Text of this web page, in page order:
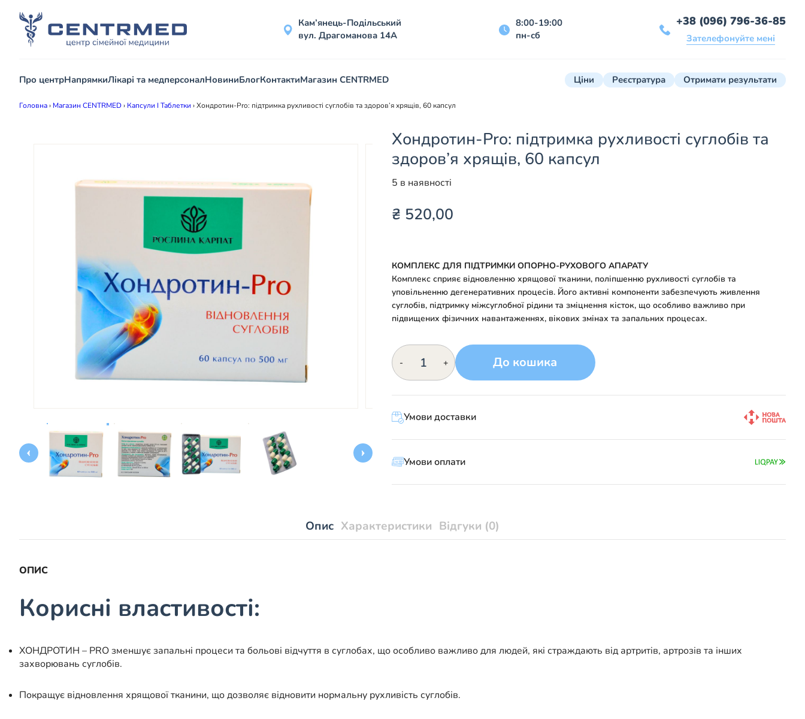
Кам’янець-Подільський
вул. Драгоманова 14А
8:00-19:00
пн-сб
+38 (096) 796-36-85
Зателефонуйте мені
Про центрНапрямкиЛікарі та медперсоналНовиниБлогКонтактиМагазин CENTRMED Ціни Реєстратура Отримати результати
Головна› Магазин CENTRMED› Капсули І Таблетки ›Хондротин-Pro: підтримка рухливості суглобів та здоров’я хрящів, 60 капсул
Хондротин-Pro: підтримка рухливості суглобів та
здоров’я хрящів, 60 капсул
5 в наявності
₴ 520,00
КОМПЛЕКС ДЛЯ ПІДТРИМКИ ОПОРНО-РУХОВОГО АПАРАТУ
Комплекс сприяє відновленню хрящової тканини, поліпшенню рухливості суглобів та
уповільненню дегенеративних процесів. Його активні компоненти забезпечують живлення
суглобів, підтримку міжсуглобної рідини та зміцнення кісток, що особливо важливо при
підвищених фізичних навантаженнях, вікових змінах та запальних процесах.
-
Хондротин-
Pro:
підтримка
та
хрящів,
60
капсул
кількість
+ До кошика
Умови доставки
Умови оплати
Опис Характеристики Відгуки (0)
ОПИС
Корисні властивості:
ХОНДРОТИН – PRO зменшує запальні процеси та больові відчуття в суглобах, що особливо важливо для людей, які страждають від артритів, артрозів та інших
захворювань суглобів.
Покращує відновлення хрящової тканини, що дозволяє відновити нормальну рухливість суглобів.